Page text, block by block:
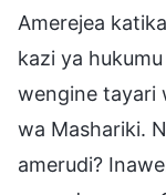
Amerejea
kazi ya
wengine tayari
wa Mashariki.
amerudi?